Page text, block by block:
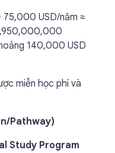
USD/năm ≈
140,000 USD
miễn học phí và
Pathway)
Study Program